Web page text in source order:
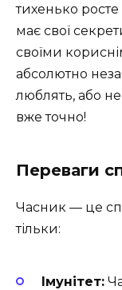
тихенько
має свої
своїми
абсолютно
люблять, або
вже точно!
Переваги
Часник — це
тільки:
Імунітет: